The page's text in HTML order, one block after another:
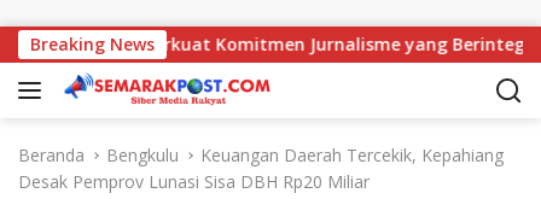
Breaking News
AMJ Perkuat Komitmen Jurnalisme yang Berintegritas
Beranda Bengkulu
Keuangan Daerah Tercekik, Kepahiang
Desak Pemprov Lunasi Sisa DBH Rp20 Miliar